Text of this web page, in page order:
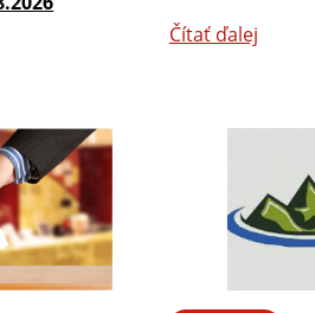
Čítať ďalej